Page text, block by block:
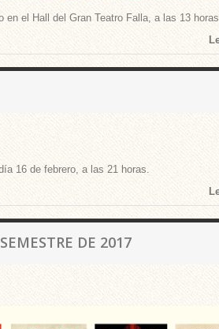
en el Hall del Gran Teatro Falla, a las 13
16 de febrero, a las 21 horas.
DE 2017